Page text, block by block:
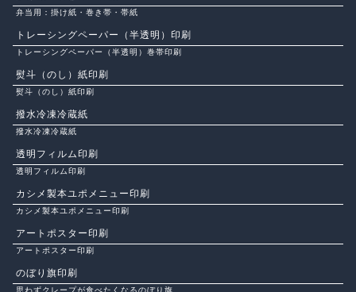
弁当用：掛け紙・巻き帯・帯紙
トレーシングペーパー（半透明）印刷
トレーシングペーパー（半透明）巻帯印刷
熨斗（のし）紙印刷
熨斗（のし）紙印刷
撥水冷凍冷蔵紙
撥水冷凍冷蔵紙
透明フィルム印刷
透明フィルム印刷
カシメ製本ユポメニュー印刷
カシメ製本ユポメニュー印刷
アートポスター印刷
アートポスター印刷
のぼり旗印刷
思わずクレープが食べたくなるのぼり旗